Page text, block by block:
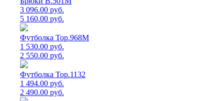
3 096.00 руб.
5 160.00 руб.
Футболка Top.968M
1 530.00 руб.
2 550.00 руб.
Футболка Top.1132
1 494.00 руб.
2 490.00 руб.